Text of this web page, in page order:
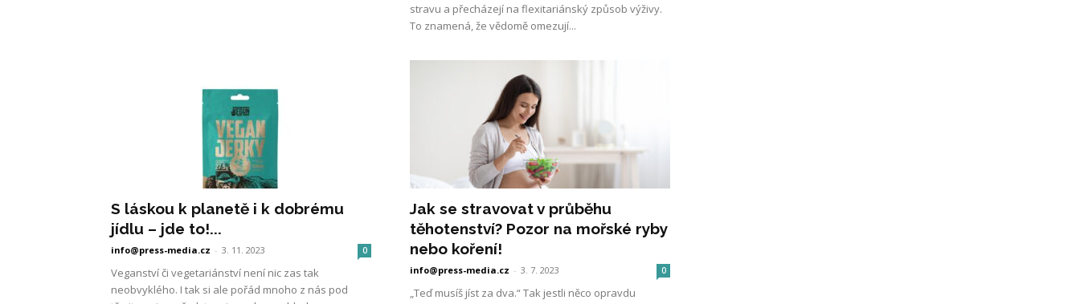
stravu a přecházejí na flexitariánský způsob výživy.
To znamená, že vědomě omezují...
S láskou k planetě i k dobrému
jídlu – jde to!...
info@press-media.cz - 3. 11. 2023 0
Veganství či vegetariánství není nic zas tak
neobvyklého. I tak si ale pořád mnoho z nás pod
Jak se stravovat v průběhu
těhotenství? Pozor na mořské ryby
nebo koření!
info@press-media.cz - 3. 7. 2023 0
„Teď musíš jíst za dva.“ Tak jestli něco opravdu